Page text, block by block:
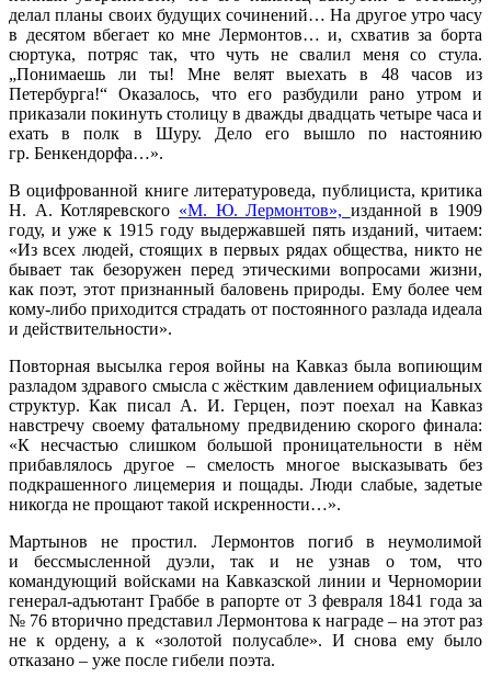
делал планы своих будущих сочинений… На другое утро часу
в десятом вбегает ко мне Лермонтов… и, схватив за борта
сюртука, потряс так, что чуть не свалил меня со стула.
„Понимаешь ли ты! Мне велят выехать в 48 часов из
Петербурга!“ Оказалось, что его разбудили рано утром и
приказали покинуть столицу в дважды двадцать четыре часа и
ехать в полк в Шуру. Дело его вышло по настоянию
гр. Бенкендорфа…».
В оцифрованной книге литературоведа, публициста, критика
Н. А. Котляревского «М. Ю. Лермонтов», изданной в 1909
году, и уже к 1915 году выдержавшей пять изданий, читаем:
«Из всех людей, стоящих в первых рядах общества, никто не
бывает так безоружен перед этическими вопросами жизни,
как поэт, этот признанный баловень природы. Ему более чем
кому-либо приходится страдать от постоянного разлада идеала
и действительности».
Повторная высылка героя войны на Кавказ была вопиющим
разладом здравого смысла с жёстким давлением официальных
структур. Как писал А. И. Герцен, поэт поехал на Кавказ
навстречу своему фатальному предвидению скорого финала:
«К несчастью слишком большой проницательности в нём
прибавлялось другое – смелость многое высказывать без
подкрашенного лицемерия и пощады. Люди слабые, задетые
никогда не прощают такой искренности…».
Мартынов не простил. Лермонтов погиб в неумолимой
и бессмысленной дуэли, так и не узнав о том, что
командующий войсками на Кавказской линии и Черномории
генерал-адъютант Граббе в рапорте от 3 февраля 1841 года за
№ 76 вторично представил Лермонтова к награде – на этот раз
не к ордену, а к «золотой полусабле». И снова ему было
отказано – уже после гибели поэта.